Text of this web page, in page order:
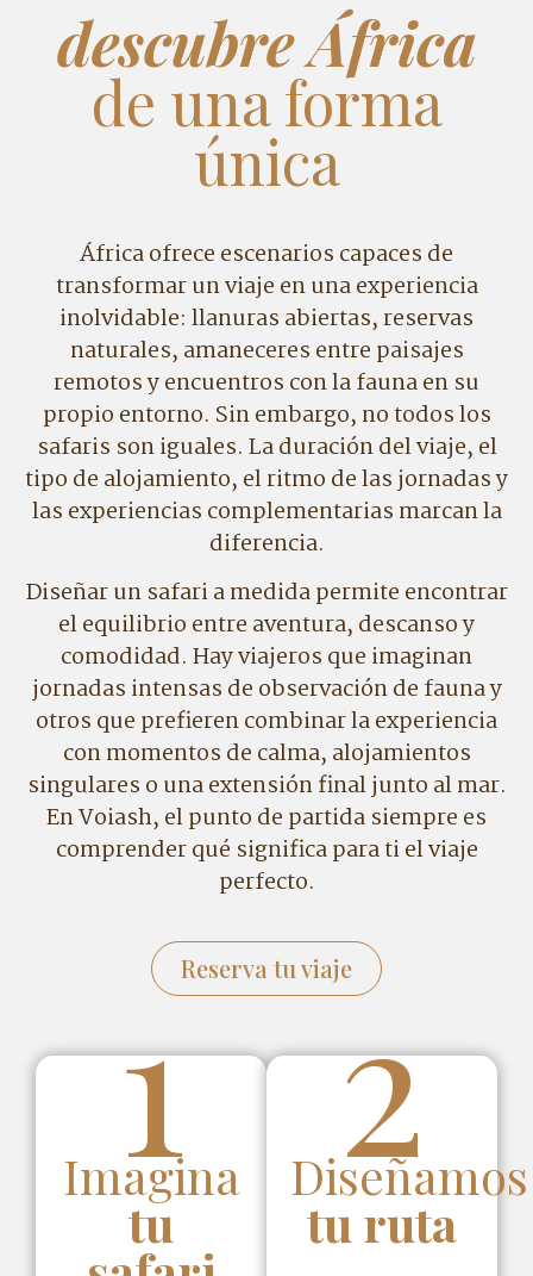
descubre África
de una forma
única
África ofrece escenarios capaces de
transformar un viaje en una experiencia
inolvidable: llanuras abiertas, reservas
naturales, amaneceres entre paisajes
remotos y encuentros con la fauna en su
propio entorno. Sin embargo, no todos los
safaris son iguales. La duración del viaje, el
tipo de alojamiento, el ritmo de las jornadas y
las experiencias complementarias marcan la
diferencia.
Diseñar un safari a medida permite encontrar
el equilibrio entre aventura, descanso y
comodidad. Hay viajeros que imaginan
jornadas intensas de observación de fauna y
otros que prefieren combinar la experiencia
con momentos de calma, alojamientos
singulares o una extensión final junto al mar.
En Voiash, el punto de partida siempre es
comprender qué significa para ti el viaje
perfecto.
Reserva tu viaje
1
Imagina
tu
2
Diseñamos
tu ruta